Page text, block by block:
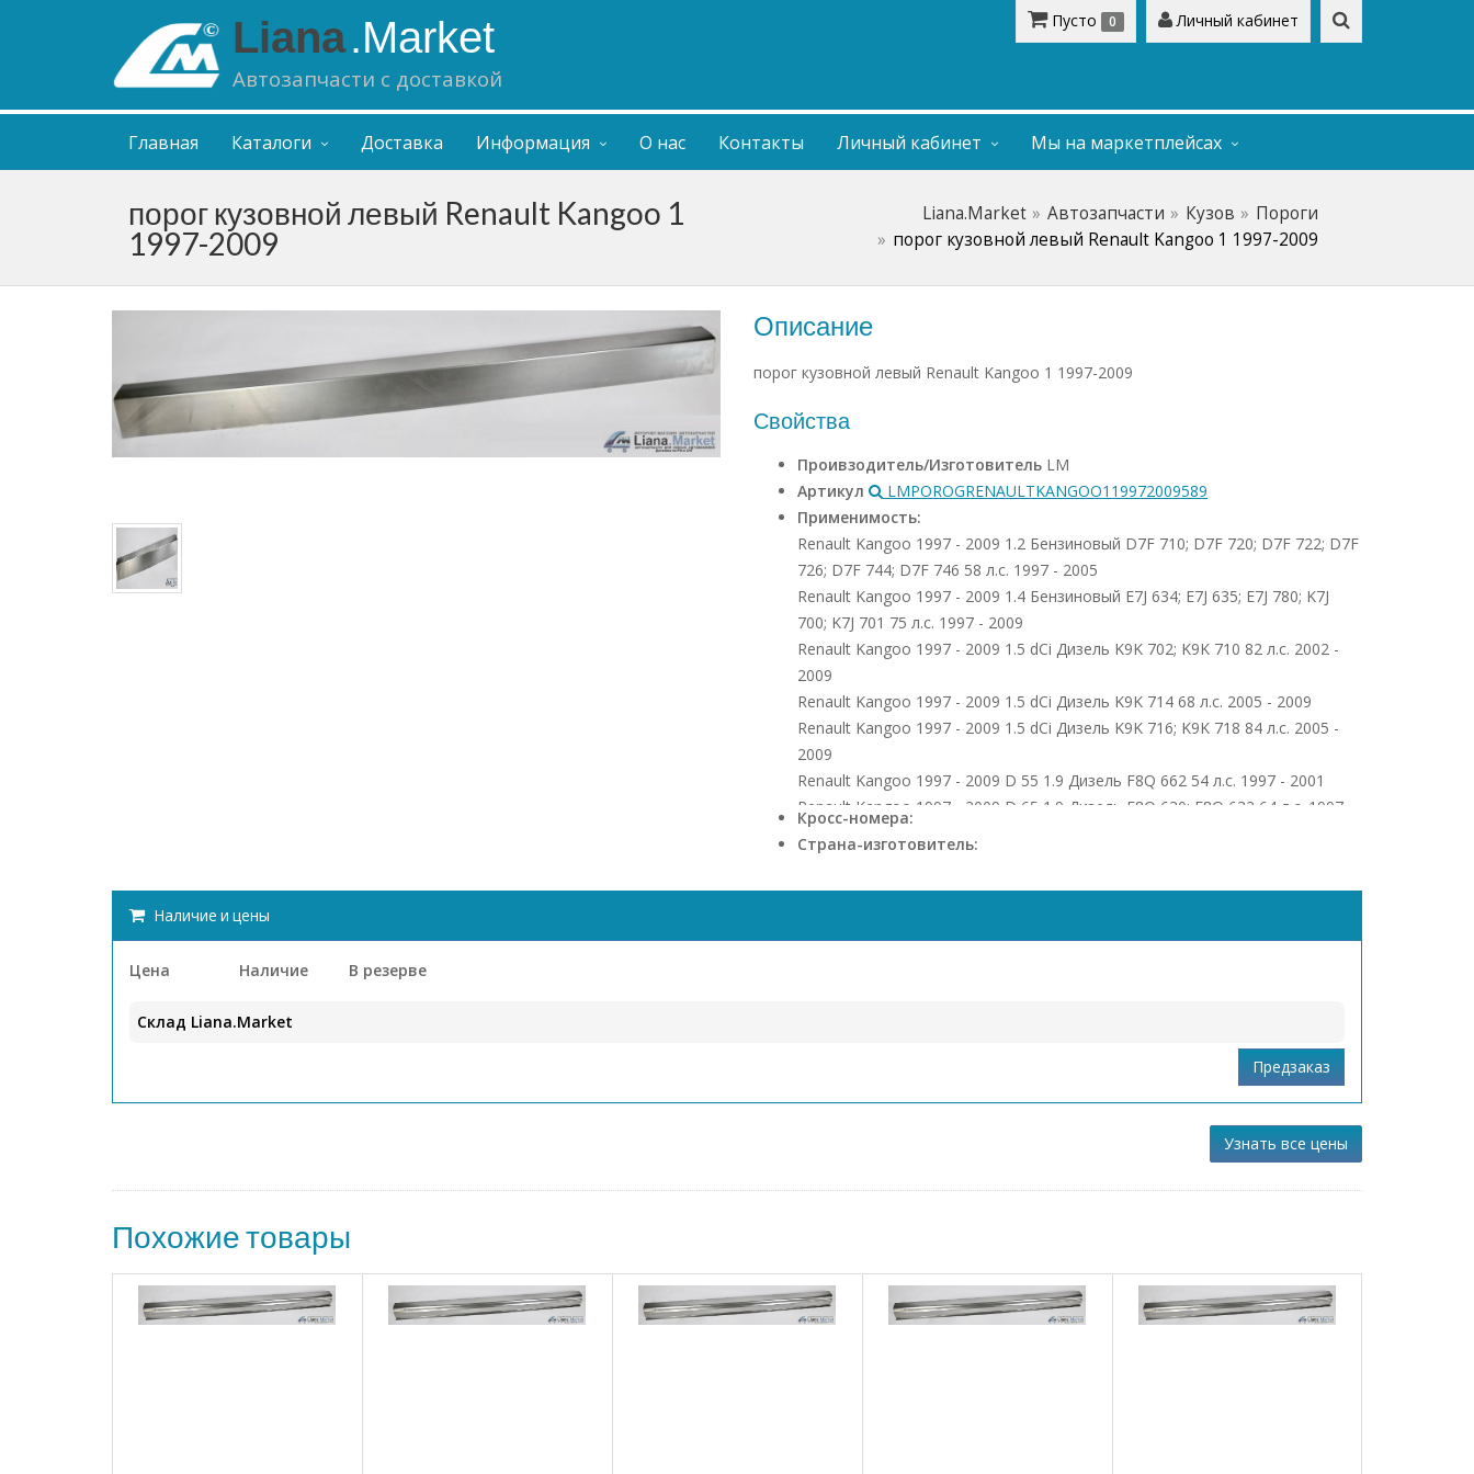
Liana.Market
Автозапчасти с доставкой
Пусто 0 Личный кабинет
Главная Каталоги Доставка Информация О нас Контакты Личный кабинет Мы на маркетплейсах
порог кузовной левый Renault Kangoo 1
1997-2009
Liana.Market Автозапчасти Кузов
Пороги
порог кузовной левый Renault Kangoo 1 1997-2009
Описание
порог кузовной левый Renault Kangoo 1 1997-2009
Свойства
Проивзодитель/Изготовитель LM
Артикул
LMPOROGRENAULTKANGOO119972009589
Применимость:
Renault Kangoo 1997 - 2009 1.2 Бензиновый D7F 710; D7F 720; D7F 722; D7F
726; D7F 744; D7F 746 58 л.с. 1997 - 2005
Renault Kangoo 1997 - 2009 1.4 Бензиновый E7J 634; E7J 635; E7J 780; K7J
700; K7J 701 75 л.с. 1997 - 2009
Renault Kangoo 1997 - 2009 1.5 dCi Дизель K9K 702; K9K 710 82 л.с. 2002 -
2009
Renault Kangoo 1997 - 2009 1.5 dCi Дизель K9K 714 68 л.с. 2005 - 2009
Renault Kangoo 1997 - 2009 1.5 dCi Дизель K9K 716; K9K 718 84 л.с. 2005 -
2009
Renault Kangoo 1997 - 2009 D 55 1.9 Дизель F8Q 662 54 л.с. 1997 - 2001
Renault Kangoo 1997 - 2009 D 65 1.9 Дизель F8Q 630; F8Q 632 64 л.с. 1997 -
2005
Кросс-номера:
Страна-изготовитель:
Наличие и цены
Цена Наличие В резерве
Склад Liana.Market
Узнать все цены
Похожие товары